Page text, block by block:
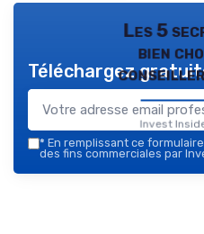
Les 5
bien
Invest
Téléchargez
* En remplissant ce
des fins commerciales par